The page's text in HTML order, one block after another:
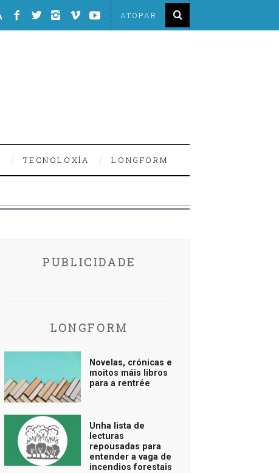
TECNOLOXÍA LONGFORM
PUBLICIDADE
LONGFORM
Novelas, crónicas e
moitos máis libros
para a rentrée
Unha lista de
lecturas
repousadas para
entender a vaga de
incendios forestais